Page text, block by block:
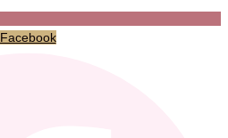
Facebook